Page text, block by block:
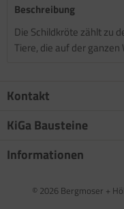
Beschreibung
Die Schildkröte zählt zu
Tiere, die auf der ganzen
Kontakt
KiGa Bausteine
Informationen
© 2026 Bergmoser +